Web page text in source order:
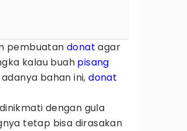
pembuatan donat agar
kalau buah pisang
bahan ini,donat
dengan gula
tetap bisa dirasakan